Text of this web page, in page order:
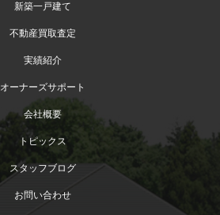
新築一戸建て
不動産買取査定
実績紹介
オーナーズサポート
会社概要
トピックス
スタッフブログ
お問い合わせ